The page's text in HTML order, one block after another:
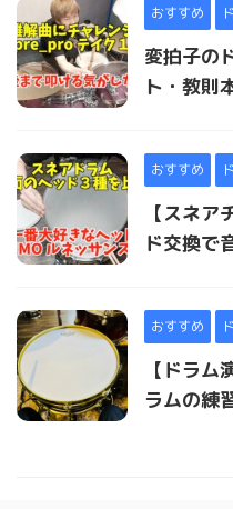
おすすめ
変拍子の
ト・教則
おすすめ
【スネア
ド交換
おすすめ
【ドラ
ラムの練